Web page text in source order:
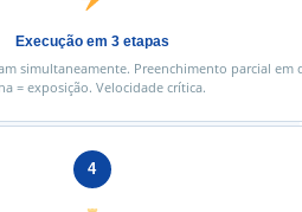
Execução em 3 etapas
simultaneamente. Preenchimento parcial em
= exposição. Velocidade crítica.
4